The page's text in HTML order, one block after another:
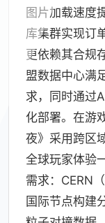
图片加载速度
库集群实现订
更依赖其合
盟数据中心满
求，同时通过
化部署。在游
夜》采用跨区
全球玩家体验
需求：CERN
国际节点构建